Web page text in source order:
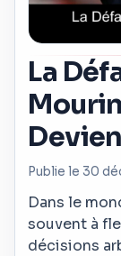
La
Publie le 30
Dans le
souvent à
décisions